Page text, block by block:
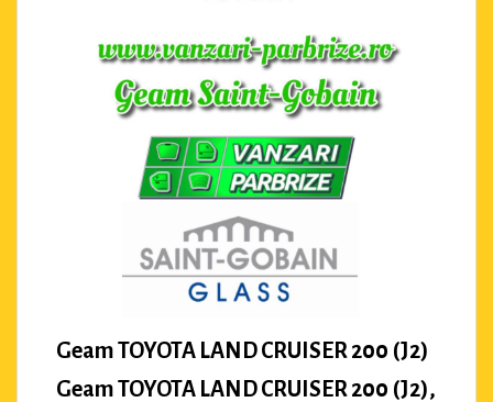
Geam TOYOTA LAND CRUISER 200 (J2)
Geam TOYOTA LAND CRUISER 200 (J2),